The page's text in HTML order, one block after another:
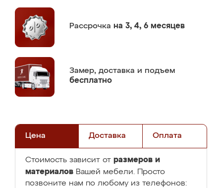
Рассрочка на 3, 4, 6 месяцев
Замер, доставка и подъем
бесплатно
Цена Доставка Оплата
Стоимость зависит от размеров и
материалов Вашей мебели. Просто
позвоните нам по любому из телефонов: